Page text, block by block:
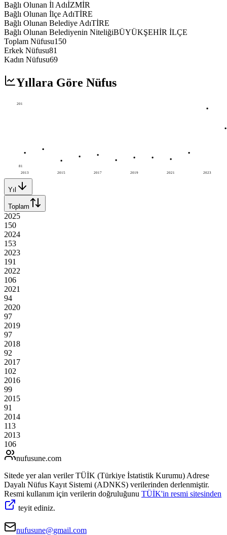
Bağlı Olunan İl AdıİZMİR
Bağlı Olunan İlçe AdıTİRE
Bağlı Olunan Belediye AdıTİRE
Bağlı Olunan Belediyenin NiteliğiBÜYÜKŞEHİR İLÇE
Toplam Nüfusu150
Erkek Nüfusu81
Kadın Nüfusu69
Yıllara Göre Nüfus
2013 2015 2017 2019 2021 2023
201
81
Yıl
Toplam
2025
150
2024
153
2023
191
2022
106
2021
94
2020
97
2019
97
2018
92
2017
102
2016
99
2015
91
2014
113
2013
106
nufusune.com
Sitede yer alan veriler TÜİK (Türkiye İstatistik Kurumu) Adrese
Dayalı Nüfus Kayıt Sistemi (ADNKS) verilerinden derlenmiştir.
Resmi kullanım için verilerin doğruluğunu TÜİK'in resmi sitesinden
teyit ediniz.
nufusune@gmail.com